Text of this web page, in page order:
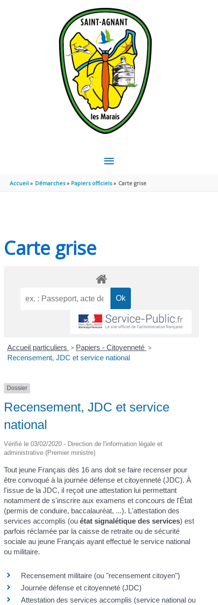
MENU
PRINCIPAL
Accueil Démarches Papiers officiels Carte grise
Carte grise
Accueil particuliers > Papiers - Citoyenneté >
Recensement, JDC et service national
Dossier
Recensement, JDC et service
national
Vérifié le 03/02/2020 - Direction de l'information légale et
administrative (Premier ministre)
Tout jeune Français dès 16 ans doit se faire recenser pour
être convoqué à la journée défense et citoyenneté (JDC). À
l'issue de la JDC, il reçoit une attestation lui permettant
notamment de s'inscrire aux examens et concours de l'État
(permis de conduire, baccalauréat, ...). L'attestation des
services accomplis (ouétat signalétique des services) est
parfois réclamée par la caisse de retraite ou de sécurité
sociale au jeune Français ayant effectué le service national
ou militaire.
Recensement militaire (ou "recensement citoyen")
Journée défense et citoyenneté (JDC)
Attestation des services accomplis (service national ou